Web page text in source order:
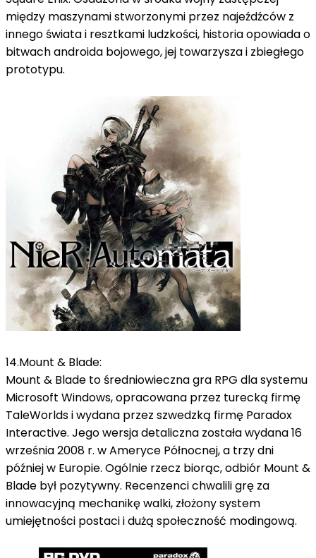
między maszynami stworzonymi przez najeźdźców z
innego świata i resztkami ludzkości, historia opowiada o
bitwach androida bojowego, jej towarzysza i zbiegłego
prototypu.
14.Mount & Blade:
Mount & Blade to średniowieczna gra RPG dla systemu
Microsoft Windows, opracowana przez turecką firmę
TaleWorlds i wydana przez szwedzką firmę Paradox
Interactive. Jego wersja detaliczna została wydana 16
września 2008 r. w Ameryce Północnej, a trzy dni
później w Europie. Ogólnie rzecz biorąc, odbiór Mount &
Blade był pozytywny. Recenzenci chwalili grę za
innowacyjną mechanikę walki, złożony system
umiejętności postaci i dużą społeczność modingową.